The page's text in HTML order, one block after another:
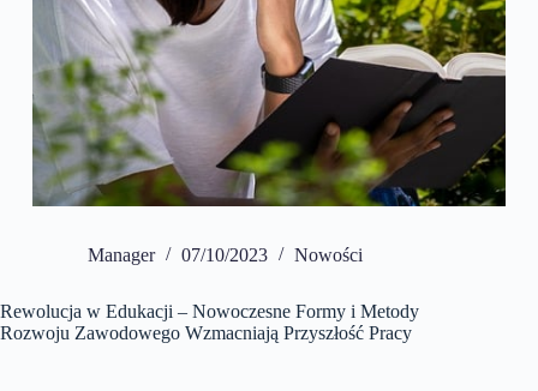
Manager 07/10/2023 Nowości
Rewolucja w Edukacji – Nowoczesne Formy i Metody
Rozwoju Zawodowego Wzmacniają Przyszłość Pracy